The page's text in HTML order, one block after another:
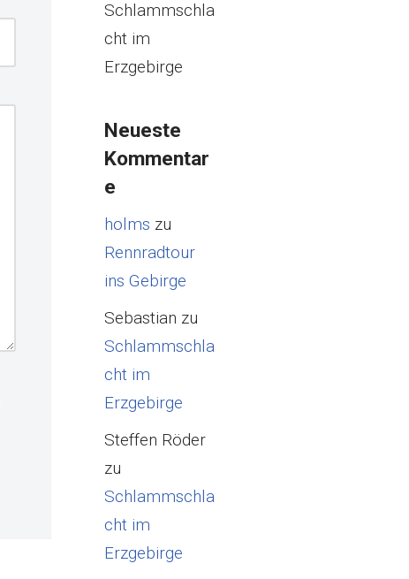
Schlammschla
cht im
Erzgebirge
Neueste
Kommentar
e
holms zu
Rennradtour
ins Gebirge
Sebastian zu
Schlammschla
cht im
Erzgebirge
Steffen Röder
zu
Schlammschla
cht im
Erzgebirge